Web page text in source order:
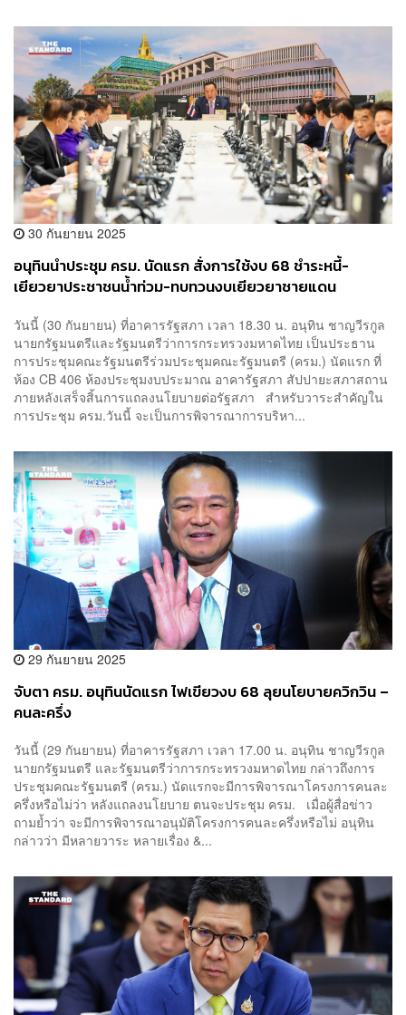
30 กันยายน 2025
อนุทินนำประชุม ครม. นัดแรก สั่งการใช้งบ 68 ชำระหนี้-
เยียวยาประชาชนน้ำท่วม-ทบทวนงบเยียวยาชายแดน
วันนี้ (30 กันยายน) ที่อาคารรัฐสภา เวลา 18.30 น. อนุทิน ชาญวีรกูล
นายกรัฐมนตรีและรัฐมนตรีว่าการกระทรวงมหาดไทย เป็นประธาน
การประชุมคณะรัฐมนตรีร่วมประชุมคณะรัฐมนตรี (ครม.) นัดแรก ที่
ห้อง CB 406 ห้องประชุมงบประมาณ อาคารัฐสภา สัปปายะสภาสถาน
ภายหลังเสร็จสิ้นการแถลงนโยบายต่อรัฐสภา สำหรับวาระสำคัญใน
การประชุม ครม.วันนี้ จะเป็นการพิจารณาการบริหา...
29 กันยายน 2025
จับตา ครม. อนุทินนัดแรก ไฟเขียวงบ 68 ลุยนโยบายควิกวิน –
คนละครึ่ง
วันนี้ (29 กันยายน) ที่อาคารรัฐสภา เวลา 17.00 น. อนุทิน ชาญวีรกูล
นายกรัฐมนตรี และรัฐมนตรีว่าการกระทรวงมหาดไทย กล่าวถึงการ
ประชุมคณะรัฐมนตรี (ครม.) นัดแรกจะมีการพิจารณาโครงการคนละ
ครึ่งหรือไม่ว่า หลังแถลงนโยบาย ตนจะประชุม ครม. เมื่อผู้สื่อข่าว
ถามย้ำว่า จะมีการพิจารณาอนุมัติโครงการคนละครึ่งหรือไม่ อนุทิน
กล่าวว่า มีหลายวาระ หลายเรื่อง &...